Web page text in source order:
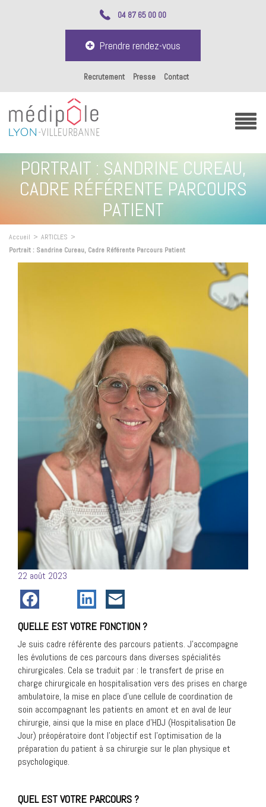
04 87 65 00 00
Prendre rendez-vous
Recrutement Presse Contact
PORTRAIT : SANDRINE CUREAU,
CADRE RÉFÉRENTE PARCOURS
PATIENT
Accueil > ARTICLES >
Portrait : Sandrine Cureau, Cadre Référente Parcours Patient
Posté
le
22 août 2023
QUELLE EST VOTRE FONCTION ?
Je suis cadre référente des parcours patients. J’accompagne
les évolutions de ces parcours dans diverses spécialités
chirurgicales. Cela se traduit par : le transfert de prise en
charge chirurgicale en hospitalisation vers des prises en charge
ambulatoire, la mise en place d’une cellule de coordination de
soin accompagnant les patients en amont et en aval de leur
chirurgie, ainsi que la mise en place d’HDJ (Hospitalisation De
Jour) préopératoire dont l’objectif est l’optimisation de la
préparation du patient à sa chirurgie sur le plan physique et
psychologique.
QUEL EST VOTRE PARCOURS ?